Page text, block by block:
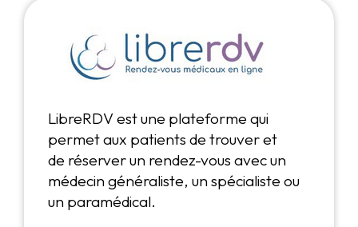
LibreRDV est une plateforme qui
permet aux patients de trouver et
de réserver un rendez-vous avec un
médecin généraliste, un spécialiste ou
un paramédical.